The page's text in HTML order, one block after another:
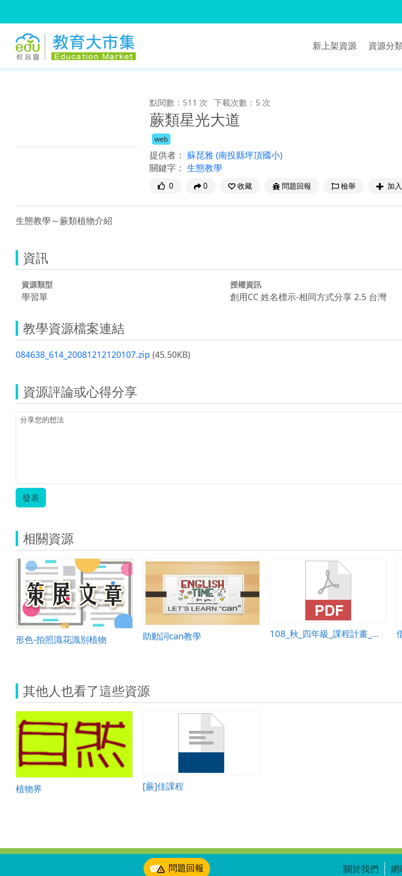
新上架資源 資源分
點閱數：511 次 下載次數：5 次
蕨類星光大道
web
提供者： 蘇琵雅 (南投縣坪頂國小)
關鍵字： 生態教學
0 0 收藏 問題回報 檢舉 加
生態教學～蕨類植物介紹
資訊
資源類型
學習單
授權資訊
創用CC 姓名標示-相同方式分享 2.5 台灣
教學資源檔案連結
084638_614_20081212120107.zip (45.50KB)
資源評論或心得分享
發表
相關資源
形色-拍照識花識別植物 助動詞can教學 108_秋_四年級_課程計畫_簡報基礎應用0830
其他人也看了這些資源
植物界 [蕨]佳課程
問題回報 關於我們 網